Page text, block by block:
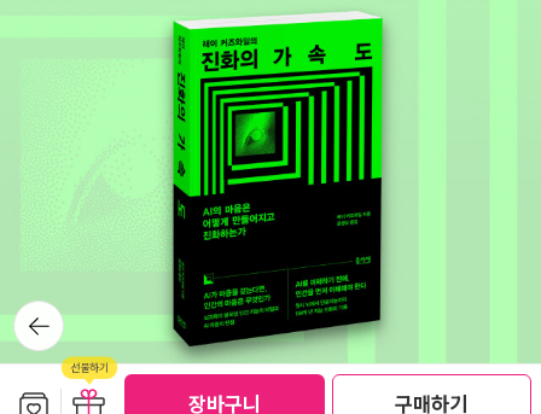
장바구니 구매하기
연하지 않은가! 버럭💢) 슬라보예 지젝의 유명세가 시작된 『 How t
o Read 라캉』 이라도 읽어보세요.지그문트 바우만 『유동하는 공포』
아직 안 읽었는데 이 책도 서둘러 봐야 할 듯. 앨리스 먼로 소설 『미움
우정 구애 사랑 결혼』 도! 아 바빠;;; 6와항항~ 밀리의 서재 작가
특집이최근 내 관심 작가로 집중하고 있는 엠마뉘엘 카레르! 열린책
들, 고마워요💕『적 』, 『겨울 아이』 , 『리모노프』, 『나 아닌 다른 삶』다
읽고 아쉬워서 도서관에 안 읽은 그의 소설 『러시아 소설』이 유일하
게 있길래 빌려 읽으려 했는데『왕국』(알쓸신잡3, 김영하 추천도서) ,
『콧수염』 도 드디어 밀리의 서재에 등장!이것까지 읽으면 국내 번역
된 카레르 소설 전작 읽기 완료닷😭 올해 다 가기 전에 열심히 읽어
야지! 카레르 소설은 다 별 ★★★★ 이상임~ 꼭 읽으시오☆와와~
12월 올해 최다 독서의 달이 될 듯!과연 마지막 독서는 무슨 책이???
의 주저로 파격적인 실험을 보여주고 있고 국내엔 처음 소개된다. 앞
으로 1년에 3권씩 벤야민 번역서가 출간될 계획이다. 벤야민에 대해
서라면 한 해 동안 남못지 않게 주절거린 터여서 군말을 덧붙이기가
쑥쓰럽다. <아케이드 프로젝트>의 경우 아직 나머지 절반이 출간되
지 않았지만올해의 '사건'이라고 할 만한 번역이다. 중역본 논란은 전
공자들이 알아서 해결해야 할 문제일 텐데(원전역이라고 해서 무조건
'질'이 보장되는 건 아니다), 내년에 출간예정이라는 벤야민 전집에 기
대를 걸어본다. 한가지 유감스러운 건번역의 문제점을 제기한 '전공
자'의 <발터 벤야민과 메트로폴리스> 번역이 그만한 수준을 전혀 보
여주지 못한다는 점(영어를 직접 옮길 게 아니라 독역본을 중역했어
야 했을까?). -고대철학 부문에서 <소크라테스 이전 철학자들의 단
편 선집>(김인곤 외 옮김, 아카넷) 번역 역시 국내 학계에 ‘반가운’ 소
뒤로가
기